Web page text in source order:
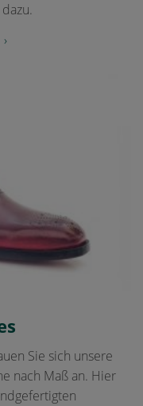
Sie sich unsere
nach Maß an. Hier